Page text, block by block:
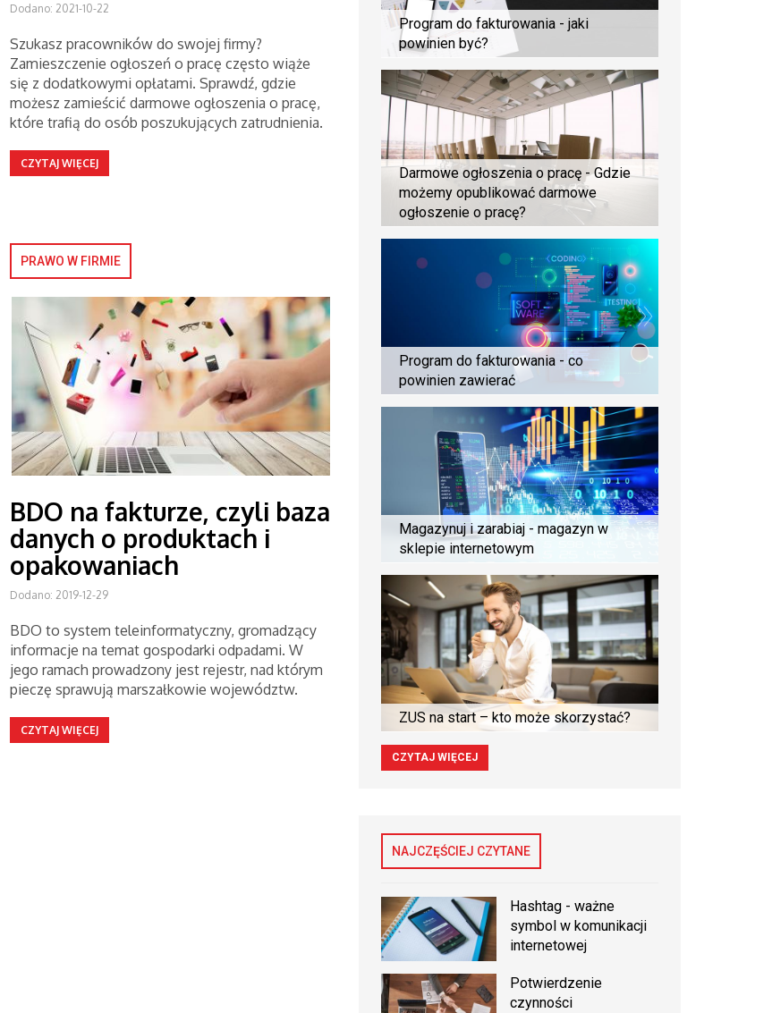
Dodano: 2021-10-22
Szukasz pracowników do swojej firmy?
Zamieszczenie ogłoszeń o pracę często wiąże
się z dodatkowymi opłatami. Sprawdź, gdzie
możesz zamieścić darmowe ogłoszenia o pracę,
które trafią do osób poszukujących zatrudnienia.
CZYTAJ WIĘCEJ
PRAWO W FIRMIE
BDO na fakturze, czyli baza
danych o produktach i
opakowaniach
Dodano: 2019-12-29
BDO to system teleinformatyczny, gromadzący
informacje na temat gospodarki odpadami. W
jego ramach prowadzony jest rejestr, nad którym
pieczę sprawują marszałkowie województw.
CZYTAJ WIĘCEJ
Program do fakturowania - jaki
powinien być?
Darmowe ogłoszenia o pracę - Gdzie
możemy opublikować darmowe
ogłoszenie o pracę?
Program do fakturowania - co
powinien zawierać
Magazynuj i zarabiaj - magazyn w
sklepie internetowym
ZUS na start – kto może skorzystać?
CZYTAJ WIĘCEJ
NAJCZĘŚCIEJ CZYTANE
Hashtag - ważne
symbol w komunikacji
internetowej
Potwierdzenie
czynności